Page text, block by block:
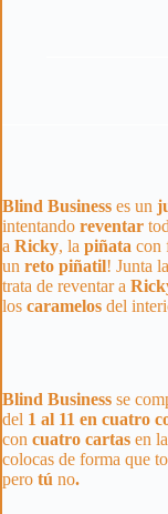
Blind Business es un
intentando reventar
a Ricky, la piñata con
un reto piñatil! Junta
trata de reventar a
los caramelos del
Blind Business se
del 1 al 11 en cuatro
con cuatro cartas en
colocas de forma que
pero tú no.